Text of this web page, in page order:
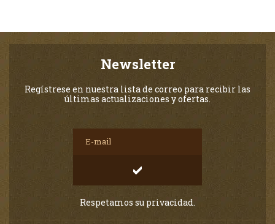
Newsletter
Regístrese en nuestra lista de correo para recibir las
últimas actualizaciones y ofertas.
Respetamos su privacidad.